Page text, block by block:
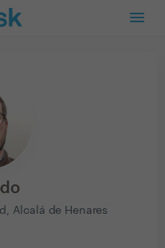
Alcalá de Henares